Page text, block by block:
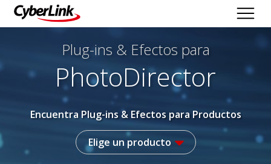
Plug-ins & Efectos para
PhotoDirector
Encuentra Plug-ins & Efectos para Productos
Elige un producto